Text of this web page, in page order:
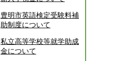
豊明市英語検定受験料補
助制度について
私立高等学校等就学助成
金について